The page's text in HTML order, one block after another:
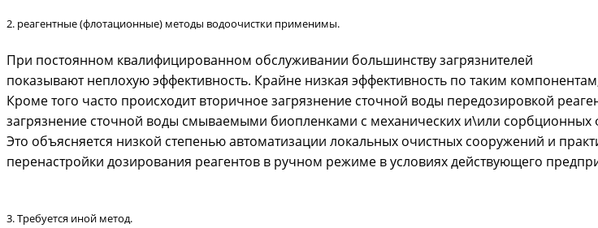
2. реагентные (флотационные) методы водоочистки применимы.
При постоянном квалифицированном обслуживании большинству загрязнителей
показывают неплохую эффективность. Крайне низкая эффективность по таким
Кроме того часто происходит вторичное загрязнение сточной воды передозировкой
загрязнение сточной воды смываемыми биопленками с механических и\или сорбционных
Это объясняется низкой степенью автоматизации локальных очистных сооружений и
перенастройки дозирования реагентов в ручном режиме в условиях действующего
3. Требуется иной метод.